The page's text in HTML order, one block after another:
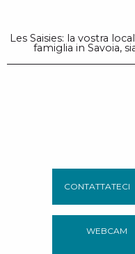
Les Saisies: la vostra
famiglia in Savoia,
CONTATTATECI
WEBCAM